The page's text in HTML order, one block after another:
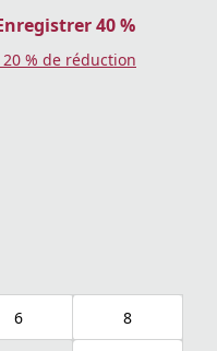
40 %
% de réduction
6 8